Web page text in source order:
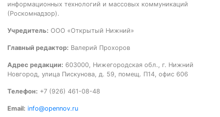
информационных технологий и массовых коммуникаций
(Роскомнадзор).
Учредитель: ООО «Открытый Нижний»
Главный редактор: Валерий Прохоров
Адрес редакции: 603000, Нижегородская обл., г. Нижний
Новгород, улица Пискунова, д. 59, помещ. П14, офис 606
Телефон: +7 (926) 461-08-48
Email: info@opennov.ru